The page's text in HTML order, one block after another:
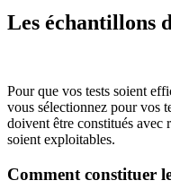
Les échantillons
Pour que vos tests soient
vous sélectionnez pour vos
doivent être constitués avec
soient exploitables.
Comment constituer